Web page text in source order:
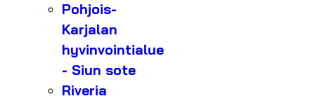
Pohjois-
Karjalan
hyvinvointialue
- Siun sote
Riveria